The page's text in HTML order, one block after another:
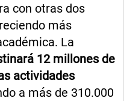
con otras dos
más
La
12 millones de
actividades
a más de 310.000